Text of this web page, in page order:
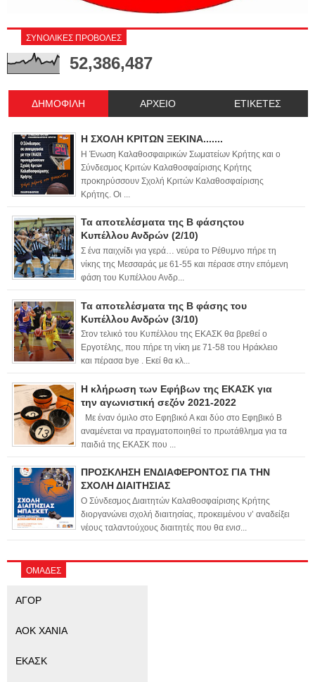
ΣΥΝΟΛΙΚΕΣ ΠΡΟΒΟΛΕΣ
52,386,487
ΔΗΜΟΦΙΛΗ ΑΡΧΕΙΟ ΕΤΙΚΕΤΕΣ
Η ΣΧΟΛΗ ΚΡΙΤΩΝ ΞΕΚΙΝΑ.......
Η Ένωση Καλαθοσφαιρικών Σωματείων Κρήτης και ο
Σύνδεσμος Κριτών Καλαθοσφαίρισης Κρήτης
προκηρύσσουν Σχολή Κριτών Καλαθοσφαίρισης
Κρήτης. Οι ...
Τα αποτελέσματα της Β φάσηςτου
Κυπέλλου Ανδρών (2/10)
Σ ένα παιχνίδι για γερά… νεύρα το Ρέθυμνο πήρε τη
νίκης της Μεσσαράς με 61-55 και πέρασε στην επόμενη
φάση του Κυπέλλου Ανδρ...
Τα αποτελέσματα της Β φάσης του
Κυπέλλου Ανδρών (3/10)
Στον τελικό του Κυπέλλου της ΕΚΑΣΚ θα βρεθεί ο
Εργοτέλης, που πήρε τη νίκη με 71-58 του Ηράκλειο
και πέρασα bye . Εκεί θα κλ...
Η κλήρωση των Εφήβων της ΕΚΑΣΚ για
την αγωνιστική σεζόν 2021-2022
Με έναν όμιλο στο Εφηβικό Α και δύο στο Εφηβικό Β
αναμένεται να πραγματοποιηθεί το πρωτάθλημα για τα
παιδιά της ΕΚΑΣΚ που ...
ΠΡΟΣΚΛΗΣΗ ΕΝΔΙΑΦΕΡΟΝΤΟΣ ΓΙΑ ΤΗΝ
ΣΧΟΛΗ ΔΙΑΙΤΗΣΙΑΣ
Ο Σύνδεσμος Διαιτητών Καλαθοσφαίρισης Κρήτης
διοργανώνει σχολή διαιτησίας, προκειμένου ν’ αναδείξει
νέους ταλαντούχους διαιτητές που θα ενισ...
ΟΜΑΔΕΣ
ΑΓΟΡ
ΑΟΚ ΧΑΝΙΑ
ΕΚΑΣΚ